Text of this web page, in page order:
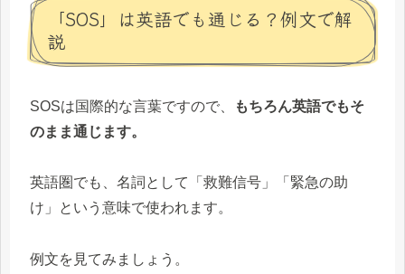
「SOS」は英語でも通じる？例文で解
説
SOSは国際的な言葉ですので、
もちろん英語でもそ
のまま通じます。
英語圏でも、名詞として「救難信号」「緊急の助
け」という意味で使われます。
例文を見てみましょう。